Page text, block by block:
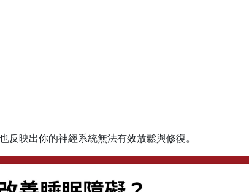
反映出你的神經系統無法有效放鬆與修復。